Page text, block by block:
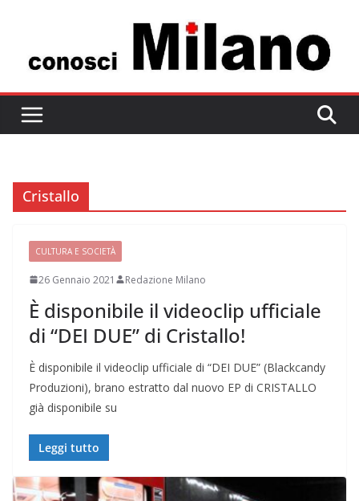
contenuto
Cristallo
CULTURA E SOCIETÀ
26 Gennaio 2021 Redazione Milano
È disponibile il videoclip ufficiale
di “DEI DUE” di Cristallo!
È disponibile il videoclip ufficiale di “DEI DUE” (Blackcandy
Produzioni), brano estratto dal nuovo EP di CRISTALLO
già disponibile su
Leggi tutto